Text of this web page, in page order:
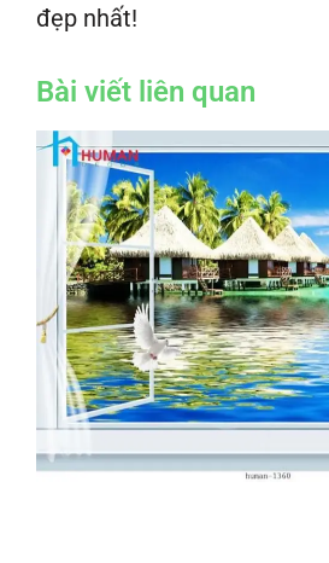
đẹp nhất!
Bài viết liên quan